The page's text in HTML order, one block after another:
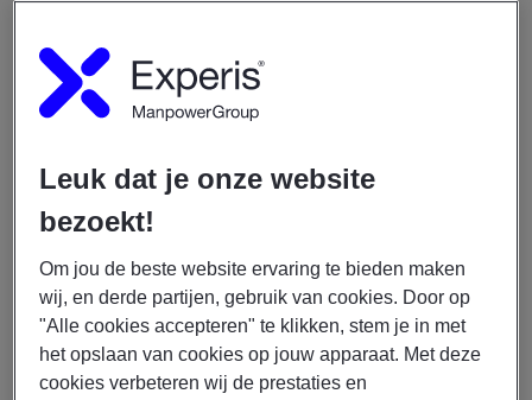
systeembeheer, security en
infrastructuurautomatisering:
preventief en correctief onderhoud uit om de
continuïteit van een verscheidenheid aan
complexe ICT-omgevingen te waarborgen.
Lifecycle Management: Je zet jouw expertise in
voor het onderhouden, verbeteren en upgraden
van de Microsoft-infrastructuur.
Patchmanagement & Deployment: Je beheert
software-updates en upgrades releasematig met
Leuk dat je onze website
bezoekt!
Om jou de beste website ervaring te bieden maken
wij, en derde partijen, gebruik van cookies. Door op
"Alle cookies accepteren" te klikken, stem je in met
het opslaan van cookies op jouw apparaat. Met deze
cookies verbeteren wij de prestaties en